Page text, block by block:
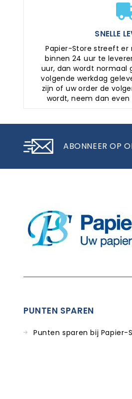
SNELLE
Papier-Store streeft er
binnen 24 uur te
uur, dan wordt normaal
volgende werkdag
zijn of uw order de
wordt, neem dan
ABONNEER OP
PUNTEN SPAREN
Punten sparen bij Papier-